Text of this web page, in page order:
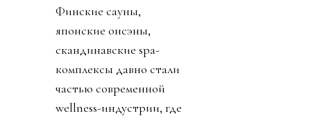
Финские сауны,
японские онсэны,
скандинавские spa-
комплексы давно стали
частью современной
wellness-индустрии, где